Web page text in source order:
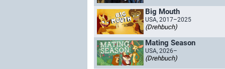
Big Mouth
USA, 2017–2025
(Drehbuch)
Mating Season
USA, 2026–
(Drehbuch)